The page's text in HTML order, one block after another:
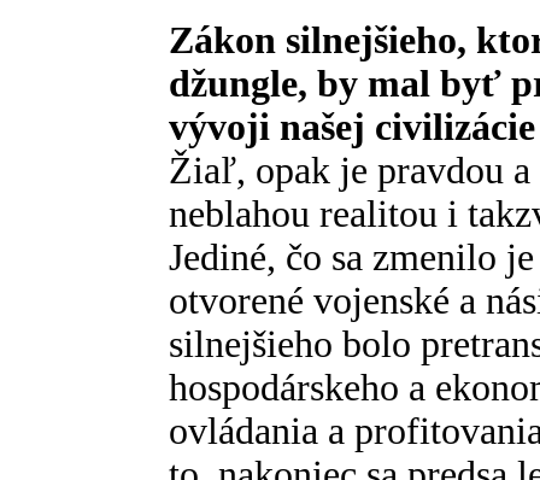
Zákon silnejšieho,
džungle, by mal byť
vývoji našej
Žiaľ, opak je pravdou
neblahou realitou i
Jediné, čo sa zmenilo
otvorené vojenské a
silnejšieho bolo
hospodárskeho a
ovládania a